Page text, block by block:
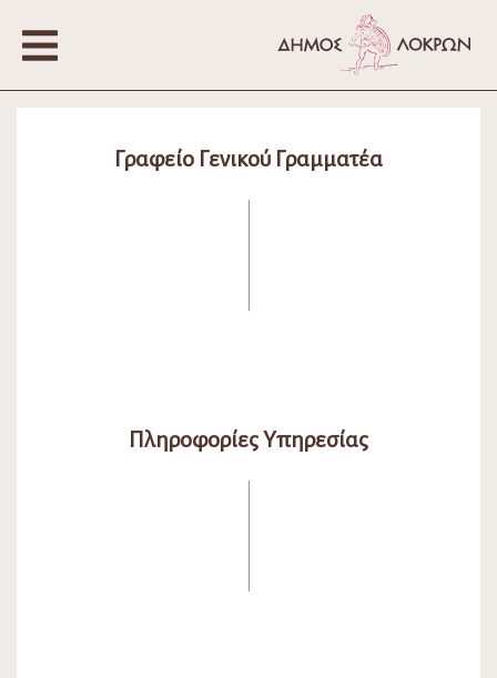
Γραφείο Γενικού Γραμματέα
Πληροφορίες Υπηρεσίας